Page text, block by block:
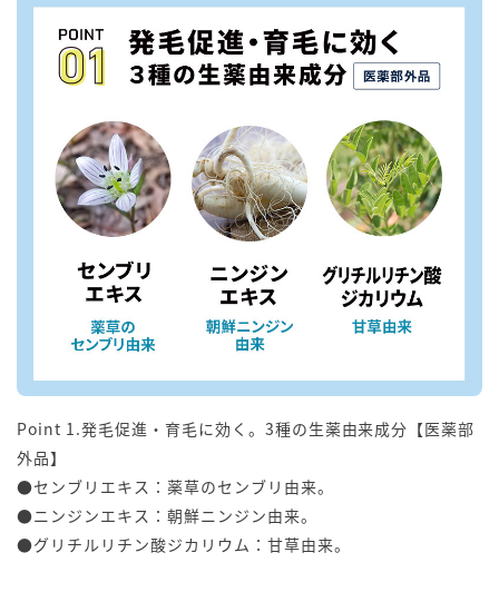
Point 1.発毛促進・育毛に効く。3種の生薬由来成分【医薬部
外品】
●センブリエキス：薬草のセンブリ由来。
●ニンジンエキス：朝鮮ニンジン由来。
●グリチルリチン酸ジカリウム：甘草由来。